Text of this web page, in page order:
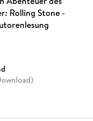
Rolling Stone -